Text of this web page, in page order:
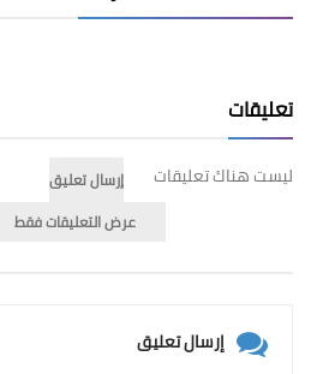
تعليقات
ليست هناك تعليقات
إرسال تعليق
عرض التعليقات فقط
إرسال تعليق